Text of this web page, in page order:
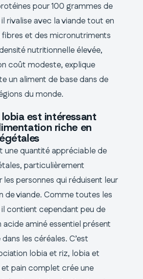
pour 100 grammes de
rivalise avec la viande tout en
et des micronutriments
nutritionnelle élevée,
coût modeste, explique
un aliment de base dans de
du monde.
lobia est intéressant
riche en
une quantité appréciable de
particulièrement
les personnes qui réduisent leur
de viande. Comme toutes les
contient cependant peu de
aminé essentiel présent
les céréales. C’est
lobia et riz, lobia et
pain complet crée une